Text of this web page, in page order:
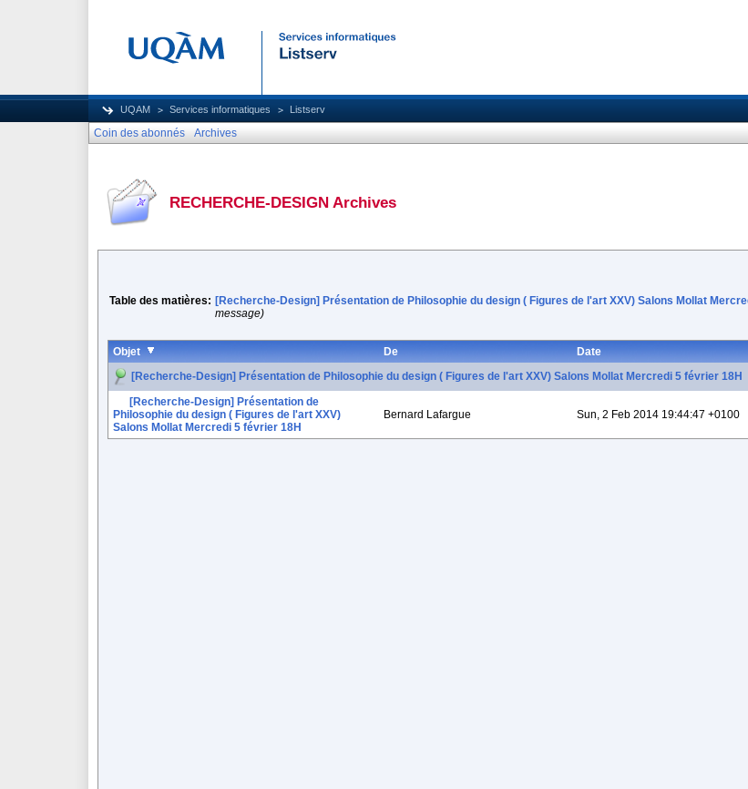
UQAM Services informatiques Listserv
Coin des abonnés Archives
RECHERCHE-DESIGN Archives
Table des matières: [Recherche-Design] Présentation de Philosophie du design ( Figures de l'art XXV) Salons Mollat
message)
Objet De Date
[Recherche-Design] Présentation de Philosophie du design ( Figures de l'art XXV) Salons Mollat Mercredi 5 février 18H
[Recherche-Design] Présentation de
Philosophie du design ( Figures de l'art XXV)
Salons Mollat Mercredi 5 février 18H
Bernard Lafargue Sun, 2 Feb 2014 19:44:47 +0100